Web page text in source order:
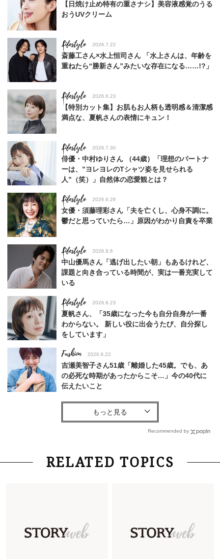
【日焼け止め特有の重さナシ】美容液感覚のうる
おうUVクリーム
Lifestyle 2026.7.22
斎藤工さん×水上恒司さん 「水上さんは、年齢を
重ねたら“勝新さん”みたいな存在になる……!?」
Lifestyle 2026.6.23
【特別カット集】お肌もお人柄も透明感＆清潔感
満点な、夏帆さんの表情にキュン！
Lifestyle 2026.7.30
俳優・中村ゆりさん （44歳）「理想のパートナ
ーは、”ヨレヨレのTシャツ姿を見せられる
人”（笑）」自然体の恋愛観とは？
Lifestyle 2026.6.29
女優・須藤理彩さん「夫を亡くし、心身不調に。
鬱だと思っていたら…」原因がわかり自責を卒業
Lifestyle 2026.8.6
中山優馬さん「逃げ出したい朝」もあるけれど、
課題と向き合っている時間が、実は一番充実して
いる
Lifestyle 2026.6.23
夏帆さん、「35歳になった今も自分自身が一番
わからない。 新しい役に出会うたび、自分探し
をしています」
Fashion 2026.6.22
吉瀬美智子さん51歳「離婚した45歳。でも、あ
の必死な時期があったからこそ…」今の40代に
伝えたいこと
Fashion
【40代コンサバ派】白Tシャツは「パール×ゴー
Lifestyle 2026.7.29
「お若いですね」は褒め言葉？“若い＝美しい”と
上野千鶴子先生が問い直す“理想の老後”の呪縛
【ジェンダー連載23】
Recommended by
RELATED TOPICS